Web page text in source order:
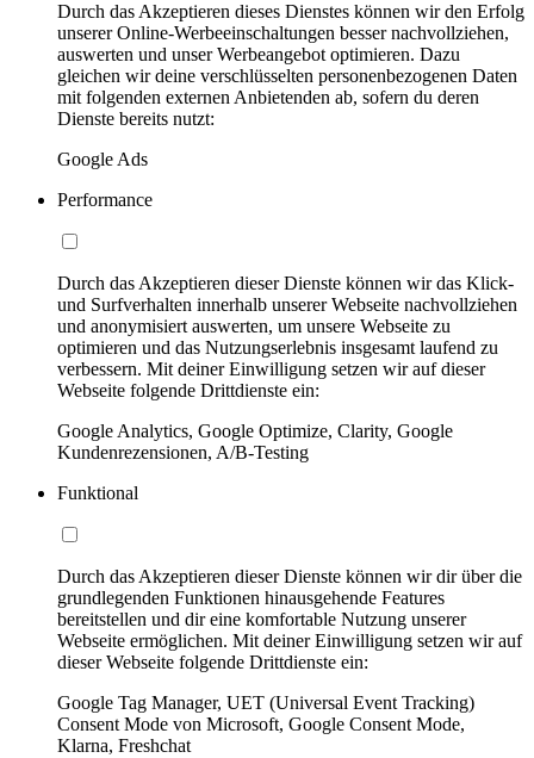
Durch das Akzeptieren dieses Dienstes können wir den Erfolg
unserer Online-Werbeeinschaltungen besser nachvollziehen,
auswerten und unser Werbeangebot optimieren. Dazu
gleichen wir deine verschlüsselten personenbezogenen Daten
mit folgenden externen Anbietenden ab, sofern du deren
Dienste bereits nutzt:
Google Ads
Performance
Durch das Akzeptieren dieser Dienste können wir das Klick-
und Surfverhalten innerhalb unserer Webseite nachvollziehen
und anonymisiert auswerten, um unsere Webseite zu
optimieren und das Nutzungserlebnis insgesamt laufend zu
verbessern. Mit deiner Einwilligung setzen wir auf dieser
Webseite folgende Drittdienste ein:
Google Analytics, Google Optimize, Clarity, Google
Kundenrezensionen, A/B-Testing
Funktional
Durch das Akzeptieren dieser Dienste können wir dir über die
grundlegenden Funktionen hinausgehende Features
bereitstellen und dir eine komfortable Nutzung unserer
Webseite ermöglichen. Mit deiner Einwilligung setzen wir auf
dieser Webseite folgende Drittdienste ein:
Google Tag Manager, UET (Universal Event Tracking)
Consent Mode von Microsoft, Google Consent Mode,
Klarna, Freshchat